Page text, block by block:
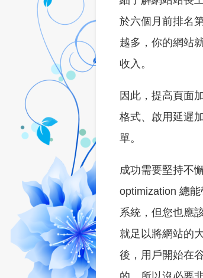
於六個月前排名
越多，你的網站
收入。
因此，提高頁面
格式、啟用延遲
單。
成功需要堅持不
optimization 總
系統，但您也應
就足以將網站的
後，用戶開始在